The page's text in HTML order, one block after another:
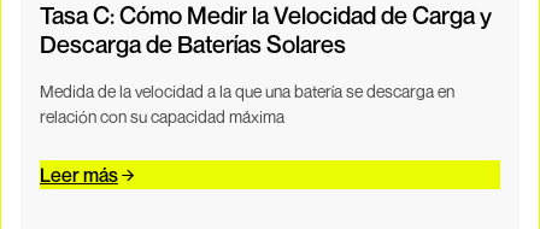
Tasa C: Cómo Medir la Velocidad de Carga y
Descarga de Baterías Solares
Medida de la velocidad a la que una batería se descarga en
relación con su capacidad máxima
Leer más